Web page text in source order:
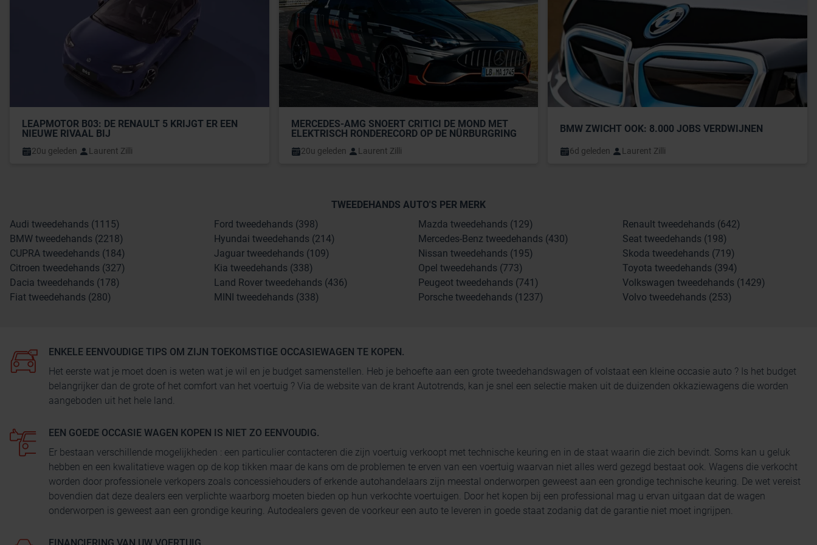
LEAPMOTOR B03: DE RENAULT 5 KRIJGT ER EEN
NIEUWE RIVAAL BIJ
20u geleden Laurent Zilli
MERCEDES-AMG SNOERT CRITICI DE MOND MET
ELEKTRISCH RONDERECORD OP DE NÜRBURGRING
20u geleden Laurent Zilli
BMW ZWICHT OOK: 8.000 JOBS VERDWIJNEN
6d geleden Laurent Zilli
TWEEDEHANDS AUTO'S PER MERK
Audi tweedehands (1115)
BMW tweedehands (2218)
CUPRA tweedehands (184)
Citroen tweedehands (327)
Dacia tweedehands (178)
Fiat tweedehands (280)
Ford tweedehands (398)
Hyundai tweedehands (214)
Jaguar tweedehands (109)
Kia tweedehands (338)
Land Rover tweedehands (436)
MINI tweedehands (338)
Mazda tweedehands (129)
Mercedes-Benz tweedehands (430)
Nissan tweedehands (195)
Opel tweedehands (773)
Peugeot tweedehands (741)
Porsche tweedehands (1237)
Renault tweedehands (642)
Seat tweedehands (198)
Skoda tweedehands (719)
Toyota tweedehands (394)
Volkswagen tweedehands (1429)
Volvo tweedehands (253)
ENKELE EENVOUDIGE TIPS OM ZIJN TOEKOMSTIGE OCCASIEWAGEN TE KOPEN.
Het eerste wat je moet doen is weten wat je wil en je budget samenstellen. Heb je behoefte aan een grote tweedehandswagen of volstaat een kleine occasie auto ? Is het budget
belangrijker dan de grote of het comfort van het voertuig ? Via de website van de krant Autotrends, kan je snel een selectie maken uit de duizenden okkaziewagens die worden
aangeboden uit het hele land.
EEN GOEDE OCCASIE WAGEN KOPEN IS NIET ZO EENVOUDIG.
Er bestaan verschillende mogelijkheden : een particulier contacteren die zijn voertuig verkoopt met technische keuring en in de staat waarin die zich bevindt. Soms kan u geluk
hebben en een kwalitatieve wagen op de kop tikken maar de kans om de problemen te erven van een voertuig waarvan niet alles werd gezegd bestaat ook. Wagens die verkocht
worden door professionele verkopers zoals concessiehouders of erkende autohandelaars zijn meestal onderworpen geweest aan een grondige technische keuring. De wet vereist
bovendien dat deze dealers een verplichte waarborg moeten bieden op hun verkochte voertuigen. Door het kopen bij een professional mag u ervan uitgaan dat de wagen
onderworpen is geweest aan een grondige keuring. Autodealers geven de voorkeur een auto te leveren in goede staat zodanig dat de garantie niet moet ingrijpen.